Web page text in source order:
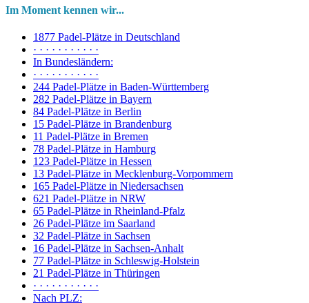
Im Moment kennen wir...
1877 Padel-Plätze in Deutschland
· · · · · · · · · · ·
In Bundesländern:
· · · · · · · · · · ·
244 Padel-Plätze in Baden-Württemberg
282 Padel-Plätze in Bayern
84 Padel-Plätze in Berlin
15 Padel-Plätze in Brandenburg
11 Padel-Plätze in Bremen
78 Padel-Plätze in Hamburg
123 Padel-Plätze in Hessen
13 Padel-Plätze in Mecklenburg-Vorpommern
165 Padel-Plätze in Niedersachsen
621 Padel-Plätze in NRW
65 Padel-Plätze in Rheinland-Pfalz
26 Padel-Plätze im Saarland
32 Padel-Plätze in Sachsen
16 Padel-Plätze in Sachsen-Anhalt
77 Padel-Plätze in Schleswig-Holstein
21 Padel-Plätze in Thüringen
· · · · · · · · · · ·
Nach PLZ: